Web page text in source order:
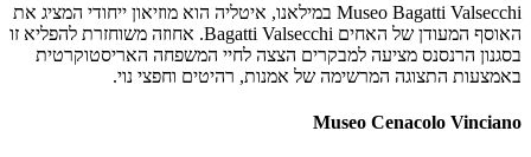
Museo Bagatti Valsecchi במילאנו, איטליה הוא מוזיאון ייחודי המציג את
האוסף המעודן של האחים Bagatti Valsecchi. אחוזה משוחזרת להפליא זו
בסגנון הרנסנס מציעה למבקרים הצצה לחיי המשפחה האריסטוקרטית
באמצעות התצוגה המרשימה של אמנות, רהיטים וחפצי נוי.
Museo Cenacolo Vinciano